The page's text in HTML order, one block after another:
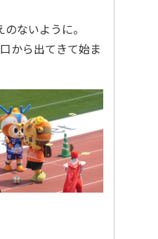
ないように。
から出てきて始ま